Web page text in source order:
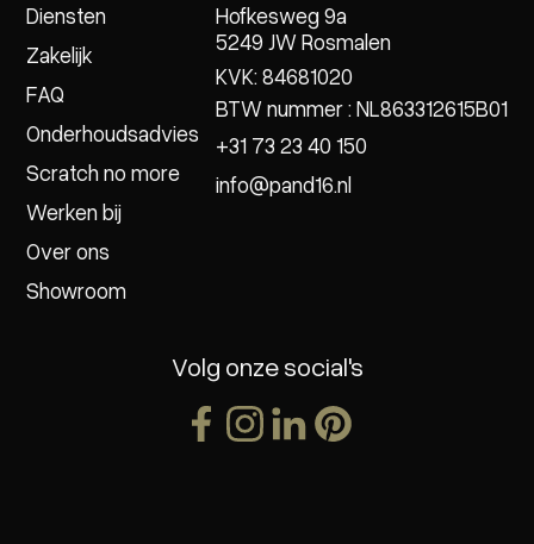
Diensten
Zakelijk
FAQ
Onderhoudsadvies
Scratch no more
Werken bij
Over ons
Showroom
Hofkesweg 9a
5249 JW Rosmalen
KVK: 84681020
BTW nummer : NL863312615B01
+31 73 23 40 150
info@pand16.nl
Volg onze social's